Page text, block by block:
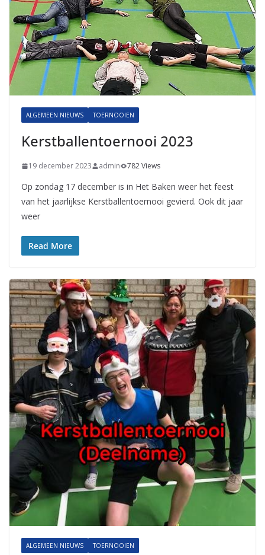
ALGEMEEN NIEUWS TOERNOOIEN
Kerstballentoernooi 2023
19 december 2023 admin 782 Views
Op zondag 17 december is in Het Baken weer het feest
van het jaarlijkse Kerstballentoernooi gevierd. Ook dit jaar
weer
Read More
ALGEMEEN NIEUWS TOERNOOIEN